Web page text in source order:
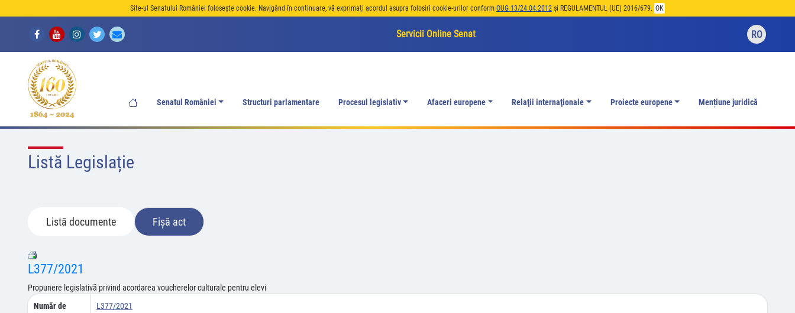
Site-ul Senatului României folosește cookie. Navigând în continuare, vă exprimați acordul asupra folosiri cookie-urilor conform OUG 13/24.04.2012 și REGULAMENTUL (UE) 2016/679. OK
Servicii Online Senat RO
Senatul României Structuri parlamentare Procesul legislativ Afaceri europene Relaţii internaţionale Proiecte europene Mențiune juridică
Listă Legislație
Listă documente Fișă act
L377/2021
Propunere legislativă privind acordarea voucherelor culturale pentru elevi
Număr de
L377/2021